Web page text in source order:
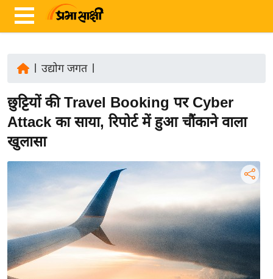
ज़ा
ख
र
रा
य
अं
त
र्रा
ष्ट्री
उद्योग जगत|
छुट्टियों की Travel Booking पर Cyber
Attack का साया, रिपोर्ट में हुआ चौंकाने वाला
खुलासा